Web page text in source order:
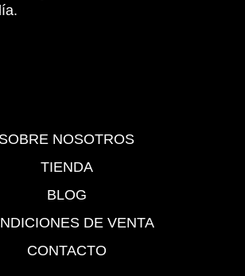
SOBRE NOSOTROS
TIENDA
BLOG
DE VENTA
CONTACTO